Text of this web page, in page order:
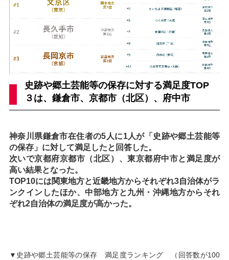
史跡や郷土芸能等の保存に対する満足度TOP
３は、鎌倉市、京都市（北区）、府中市
神奈川県鎌倉市在住者の5人に1人が「史跡や郷土芸能等
の保存」に対して満足したと回答した。
次いで京都府京都市（北区）、東京都府中市と満足度が
高い結果となった。
TOP10には関東地方と近畿地方からそれぞれ3自治体がラ
ンクインしたほか、中部地方と九州・沖縄地方からそれ
ぞれ2自治体の満足度が高かった。
▼史跡や郷土芸能等の保存 満足度ランキング （回答数が100